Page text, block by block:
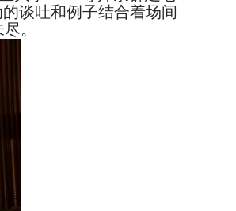
谈吐和例子结合着场间
。